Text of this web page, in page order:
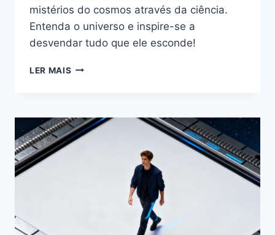
mistérios do cosmos através da ciência.
Entenda o universo e inspire-se a
desvendar tudo que ele esconde!
LER MAIS ASTRONOMIA:
MISTÉRIOS
DO
COSMOS